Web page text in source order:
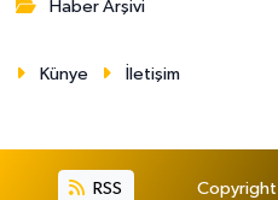
Haber Arşivi
Künye İletişim
RSS Copyright